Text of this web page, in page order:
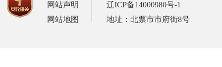
网站声明
网站地图
辽ICP备14000980号-1
地址：北票市市府街8号